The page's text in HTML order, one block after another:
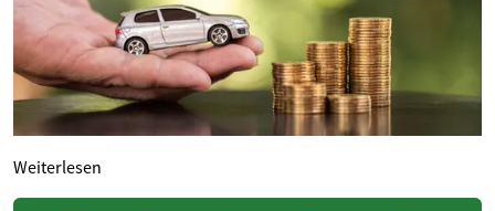
Weiterlesen